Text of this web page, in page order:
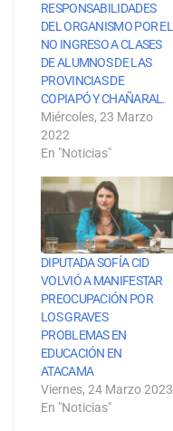
RESPONSABILIDADES
DEL ORGANISMO POR EL
NO INGRESO A CLASES
DE ALUMNOS DE LAS
PROVINCIAS DE
COPIAPÓ Y CHAÑARAL.
Miércoles, 23 Marzo
2022
En "Noticias"
DIPUTADA SOFÍA CID
VOLVIÓ A MANIFESTAR
PREOCUPACIÓN POR
LOS GRAVES
PROBLEMAS EN
EDUCACIÓN EN
ATACAMA
Viernes, 24 Marzo 2023
En "Noticias"